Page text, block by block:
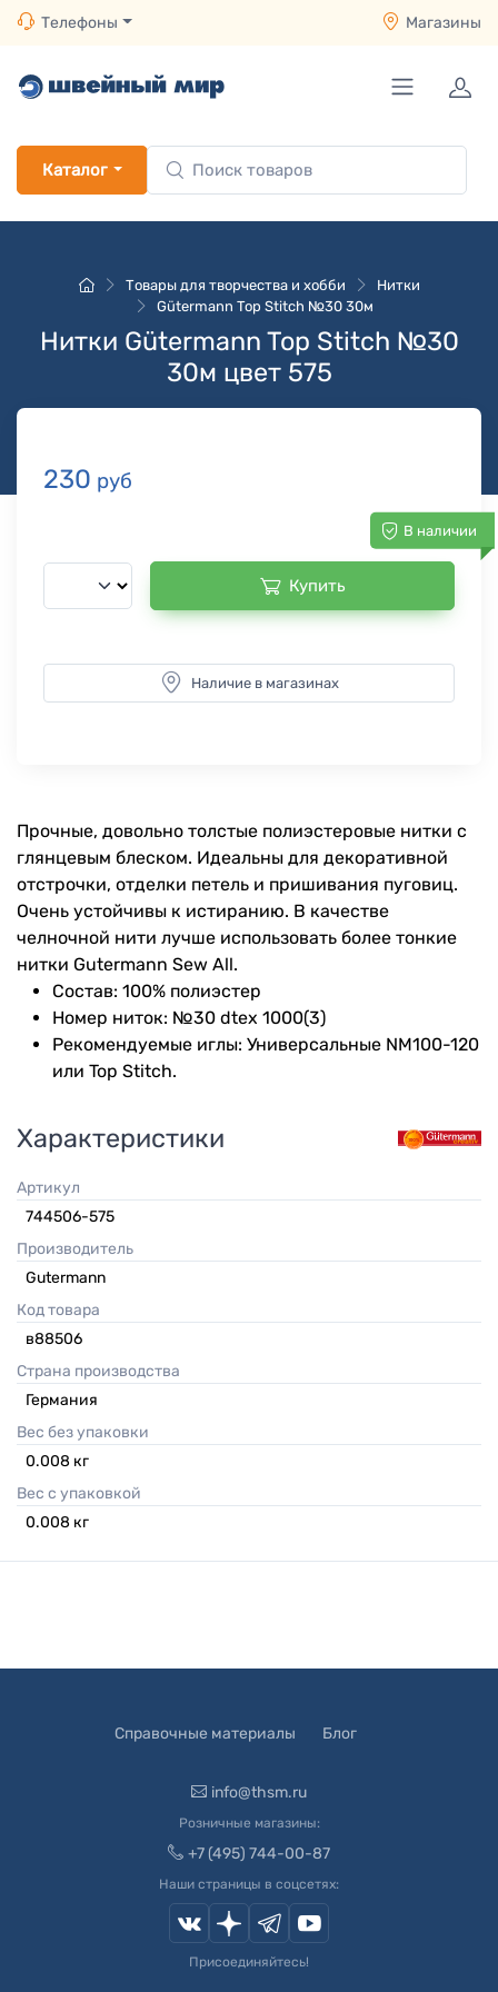
Телефоны Магазины
Каталог
Товары для творчества и хобби
Нитки
Gütermann Top Stitch №30 30м
Нитки Gütermann Top Stitch №30
30м цвет 575
230 руб
В наличии
Купить
Наличие в магазинах
Прочные, довольно толстые полиэстеровые нитки с
глянцевым блеском. Идеальны для декоративной
отстрочки, отделки петель и пришивания пуговиц.
Очень устойчивы к истиранию. В качестве
челночной нити лучше использовать более тонкие
нитки Gutermann Sew All.
Состав: 100% полиэстер
Номер ниток: №30 dtex 1000(3)
Рекомендуемые иглы: Универсальные NM100-120
или Top Stitch.
Характеристики
Артикул
744506-575
Производитель
Gutermann
Код товара
в88506
Страна производства
Германия
Вес без упаковки
0.008 кг
Вес с упаковкой
0.008 кг
Справочные материалы Блог
info@thsm.ru
Розничные магазины:
+7 (495) 744-00-87
Наши страницы в соцсетях:
Присоединяйтесь!